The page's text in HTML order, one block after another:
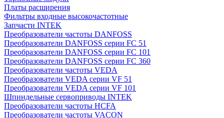
Платы расширения
Фильтры входные высокочастотные
Запчасти INTEK
Преобразователи частоты DANFOSS
Преобразователи DANFOSS серии FC 51
Преобразователи DANFOSS серии FC 101
Преобразователи DANFOSS серии FC 360
Преобразователи частоты VEDA
Преобразователи VEDA серии VF 51
Преобразователи VEDA серии VF 101
Шпиндельные сервоприводы INTEK
Преобразователи частоты HCFA
Преобразователи частоты VACON